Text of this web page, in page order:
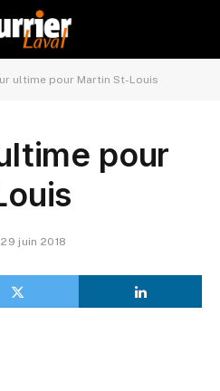
ultime pour Martin St-Louis
pour
29 juin 2018